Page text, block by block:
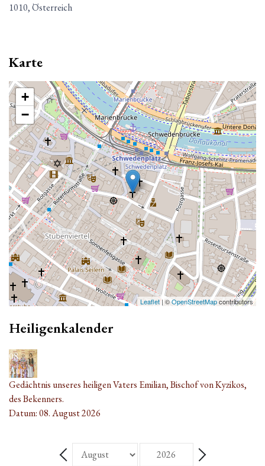
1010, Österreich
Karte
+
−
Leaflet| ©OpenStreetMapcontributors
Heiligenkalender
08
Aug.
Gedächtnis unseres heiligen Vaters Emilian, Bischof von Kyzikos,
des Bekenners.
Datum:08. August 2026
Zurück - Monat
Monat
Weiter - Monat